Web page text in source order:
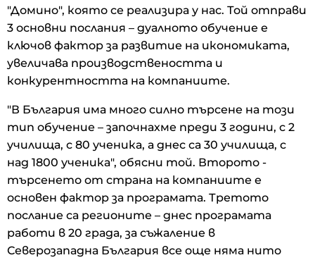
"Домино", която се реализира у нас. Той отправи
3 основни послания – дуалното обучение е
ключов фактор за развитие на икономиката,
увеличава производствеността и
конкурентността на компаниите.
"В България има много силно търсене на този
тип обучение – започнахме преди 3 години, с 2
училища, с 80 ученика, а днес са 30 училища, с
над 1800 ученика", обясни той. Второто -
търсенето от страна на компаниите е
основен фактор за програмата. Третото
послание са регионите – днес програмата
работи в 20 града, за съжаление в
Северозападна България все още няма нито